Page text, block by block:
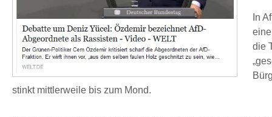
In
die
stinkt mittlerweile bis zum Mond.